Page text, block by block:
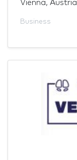
Vienna, Austria
Business